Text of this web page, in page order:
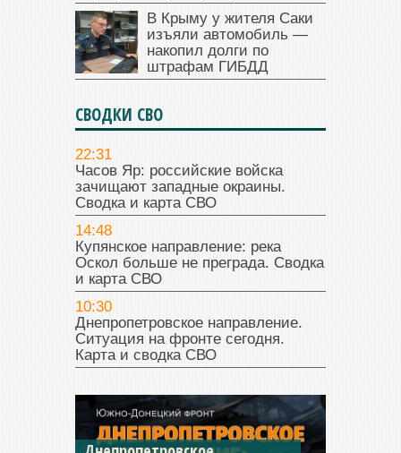
В Крыму у жителя Саки
изъяли автомобиль —
накопил долги по
штрафам ГИБДД
СВОДКИ СВО
22:31
Часов Яр: российские войска
зачищают западные окраины.
Сводка и карта СВО
14:48
Купянское направление: река
Оскол больше не преграда. Сводка
и карта СВО
10:30
Днепропетровское направление.
Ситуация на фронте сегодня.
Карта и сводка СВО